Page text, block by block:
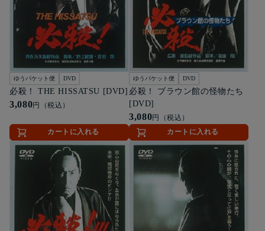
ゆうパケット便 DVD
必殺！ THE HISSATSU [DVD]
3,080円（税込）
カートに入れる
ゆうパケット便 DVD
必殺！ ブラウン館の怪物たち
[DVD]
3,080円（税込）
カートに入れる